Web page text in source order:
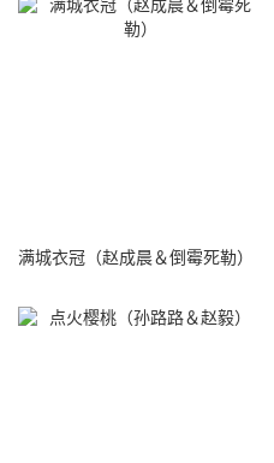
满城衣冠（赵成晨＆倒霉死勒）